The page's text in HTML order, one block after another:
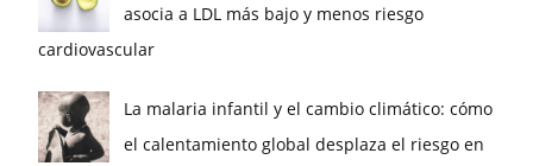
asocia a LDL más bajo y menos riesgo
cardiovascular
La malaria infantil y el cambio climático: cómo
el calentamiento global desplaza el riesgo en